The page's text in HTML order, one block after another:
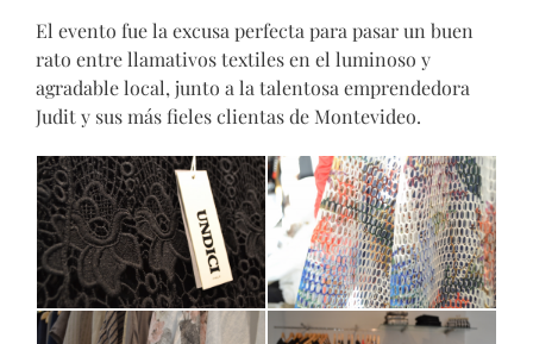
El evento fue la excusa perfecta para pasar un buen
rato entre llamativos textiles en el luminoso y
agradable local, junto a la talentosa emprendedora
Judit y sus más fieles clientas de Montevideo.